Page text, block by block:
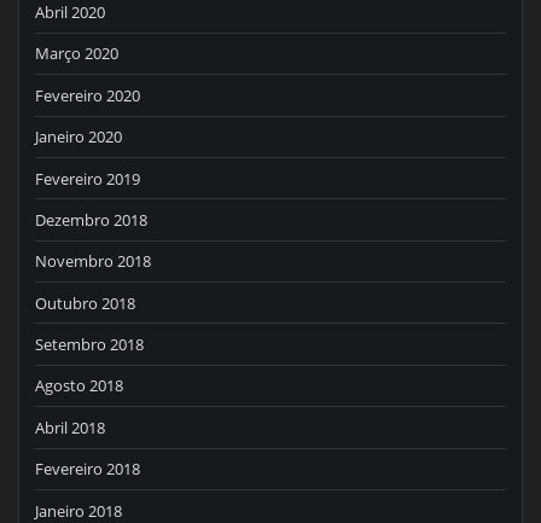
Abril 2020
Março 2020
Fevereiro 2020
Janeiro 2020
Fevereiro 2019
Dezembro 2018
Novembro 2018
Outubro 2018
Setembro 2018
Agosto 2018
Abril 2018
Fevereiro 2018
Janeiro 2018